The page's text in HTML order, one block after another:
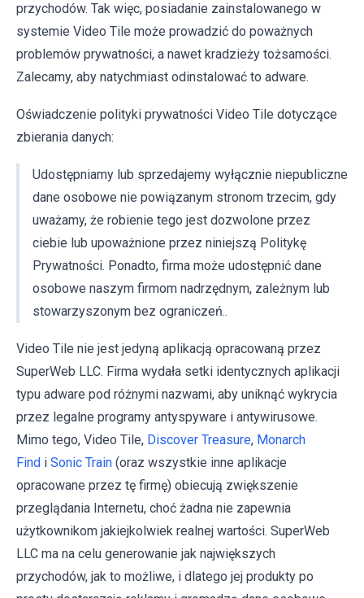
przychodów. Tak więc, posiadanie zainstalowanego w
systemie Video Tile może prowadzić do poważnych
problemów prywatności, a nawet kradzieży tożsamości.
Zalecamy, aby natychmiast odinstalować to adware.
Oświadczenie polityki prywatności Video Tile dotyczące
zbierania danych:
Udostępniamy lub sprzedajemy wyłącznie niepubliczne
dane osobowe nie powiązanym stronom trzecim, gdy
uważamy, że robienie tego jest dozwolone przez
ciebie lub upoważnione przez niniejszą Politykę
Prywatności. Ponadto, firma może udostępnić dane
osobowe naszym firmom nadrzędnym, zależnym lub
stowarzyszonym bez ograniczeń..
Video Tile nie jest jedyną aplikacją opracowaną przez
SuperWeb LLC. Firma wydała setki identycznych aplikacji
typu adware pod różnymi nazwami, aby uniknąć wykrycia
przez legalne programy antyspyware i antywirusowe.
Mimo tego, Video Tile, Discover Treasure, Monarch
Find i Sonic Train (oraz wszystkie inne aplikacje
opracowane przez tę firmę) obiecują zwiększenie
przeglądania Internetu, choć żadna nie zapewnia
użytkownikom jakiejkolwiek realnej wartości. SuperWeb
LLC ma na celu generowanie jak największych
przychodów, jak to możliwe, i dlatego jej produkty po